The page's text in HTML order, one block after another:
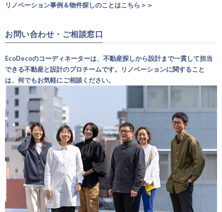
リノベーション事例＆物件探しのことはこちら＞＞
お問い合わせ・ご相談窓口
EcoDecoのコーディネーターは、不動産探しから設計まで一貫して担当
できる不動産と設計のプロチームです。リノベーションに関すること
は、何でもお気軽にご相談ください。